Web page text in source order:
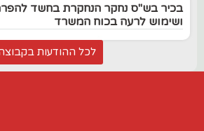
בכיר בש"ס נחקר הנחקרת בחשד
ושימוש לרעה בכוח המשרד
לכל ההודעות